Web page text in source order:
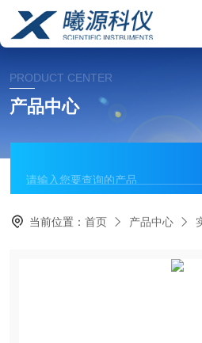
PRODUCT CENTER
产品中心
当前位置：首页 产品中心